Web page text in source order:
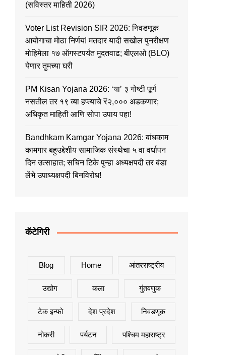
(सविस्तर माहिती 2026)
Voter List Revision SIR 2026: निवडणूक
आयोगाचा मोठा निर्णय! मतदार यादी सखोल पुनरीक्षण
मोहिमेला १७ ऑगस्टपर्यंत मुदतवाढ; बीएलओ (BLO)
येणार तुमच्या घरी
PM Kisan Yojana 2026: ‘या’ ३ गोष्टी पूर्ण
नसतील तर १९ व्या हप्त्याचे ₹२,००० अडकणार;
अधिकृत माहिती आणि सोपा उपाय पहा!
Bandhkam Kamgar Yojana 2026: बांधकाम
कामगार बहुउद्देशीय सामाजिक संस्थेचा ५ वा वर्धापन
दिन उत्साहात; सचिन टिके पुन्हा अध्यक्षपदी तर बंडा
लेंभे उपाध्यक्षपदी बिनविरोध!
कॅटेगिरी
Blog Home आंतरराष्ट्रीय
उद्योग कला गुंतवणुक
टेक इन्फो देश प्रदेश निवडणूक
नोकरी पर्यटन पश्चिम महाराष्ट्र